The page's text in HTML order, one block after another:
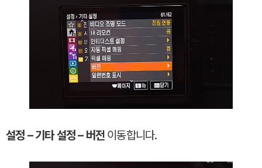
설정 – 기타 설정 – 버전 이동합니다.